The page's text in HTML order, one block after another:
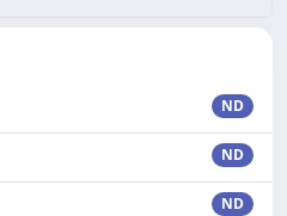
ND
ND
ND